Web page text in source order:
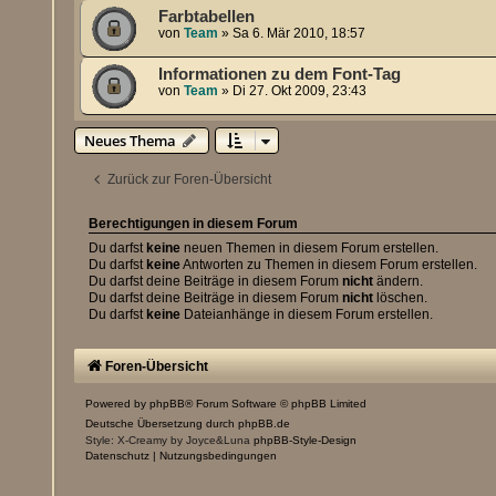
Farbtabellen
vonTeam »Sa 6. Mär 2010, 18:57
Informationen zu dem Font-Tag
vonTeam » Di 27. Okt 2009, 23:43
Neues Thema
Zurück zur Foren-Übersicht
Berechtigungen in diesem Forum
Du darfst keine neuen Themen in diesem Forum erstellen.
Du darfst keineAntworten zu Themen in diesem Forum erstellen.
Du darfst deine Beiträge in diesem Forumnicht ändern.
Du darfst deine Beiträge in diesem Forumnicht löschen.
Du darfst keine Dateianhänge in diesem Forum erstellen.
Foren-Übersicht
Powered byphpBB® Forum Software © phpBB Limited
Deutsche Übersetzung durchphpBB.de
Style: X-Creamy by Joyce&LunaphpBB-Style-Design
Datenschutz |Nutzungsbedingungen